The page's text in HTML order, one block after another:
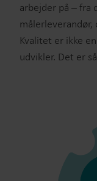
arbejder på – fra
målerleverandør,
Kvalitet er ikke
udvikler. Det er